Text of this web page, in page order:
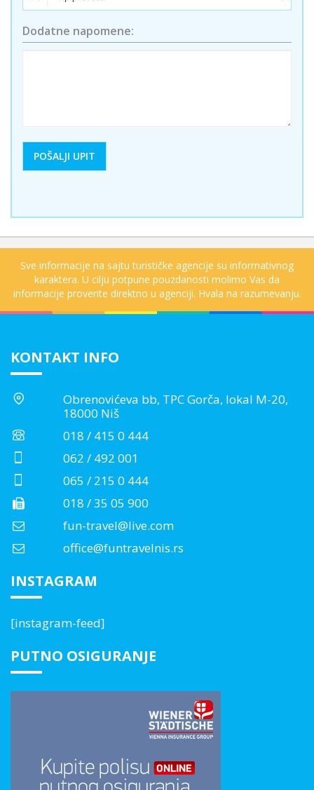
Dodatne napomene:
Sve informacije na sajtu turističke agencije su informativnog
karaktera. U cilju potpune pouzdanosti molimo Vas da
informacije proverite direktno u agenciji. Hvala na razumevanju.
KONTAKT INFO
Obrenovićeva bb, TPC Gorča, lokal M-20,
18000 Niš
018 / 415 0 444
062 / 492 001
065 / 215 0 444
018 / 35 05 900
fun-travel@live.com
office@funtravelnis.rs
INSTAGRAM
[instagram-feed]
PUTNO OSIGURANJE